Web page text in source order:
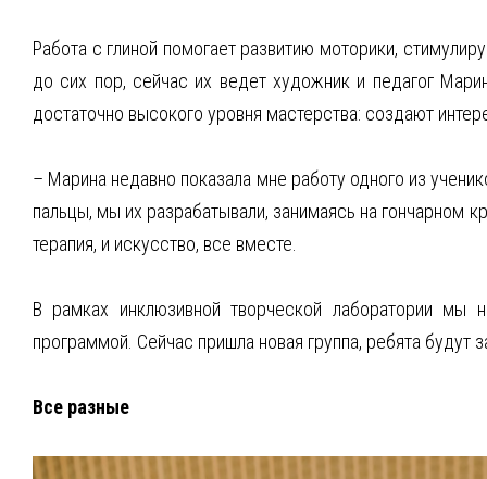
Работа с глиной помогает развитию моторики,
до сих пор, сейчас их ведет художник и педагог
достаточно высокого уровня мастерства: создают
– Марина недавно показала мне работу одного из
пальцы, мы их разрабатывали, занимаясь на гончарном
терапия, и искусство, все вместе.
В рамках инклюзивной творческой лаборатории
программой. Сейчас пришла новая группа, ребята будут
Все разные